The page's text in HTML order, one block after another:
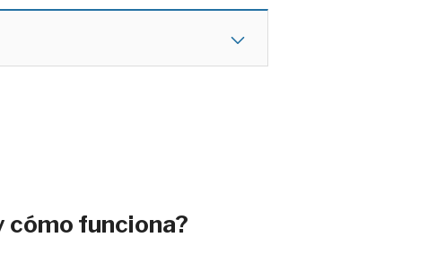
cómo funciona?